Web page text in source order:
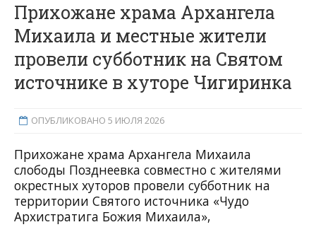
Прихожане храма Архангела
Михаила и местные жители
провели субботник на Святом
источнике в хуторе Чигиринка
ОПУБЛИКОВАНО 5 ИЮЛЯ 2026
Прихожане храма Архангела Михаила
слободы Позднеевка совместно с жителями
окрестных хуторов провели субботник на
территории Святого источника «Чудо
Архистратига Божия Михаила»,